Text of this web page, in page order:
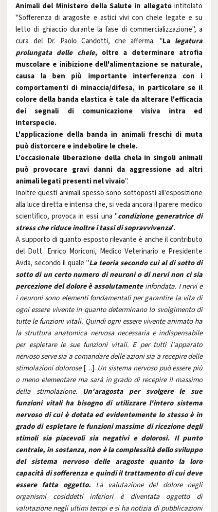
Animali del Ministero della Salute in allegato intitolato
"Sofferenza di aragoste e astici vivi con chele legate e su
letto di ghiaccio durante la fase di commercializzazione", a
cura del Dr. Paolo Candotti, che afferma: "La legatura
prolungata delle chele, oltre a determinare atrofia
muscolare e inibizione dell'alimentazione se naturale,
causa la ben più importante interferenza con i
comportamenti di minaccia/difesa, in particolare se il
colore della banda elastica è tale da alterare l'efficacia
dei segnali di comunicazione visiva intra ed
interspecie.
L'applicazione della banda in animali freschi di muta
può distorcere e indebolire le chele.
L'occasionale liberazione della chela in singoli animali
può provocare gravi danni da aggressione ad altri
animali legati presenti nel vivaio".
Inoltre questi animali spesso sono sottoposti all'esposizione
alla luce diretta e intensa che, si veda ancora il parere medico
scientifico, provoca in essi una "condizione generatrice di
stress che riduce inoltre i tassi di sopravvivenza".
A supporto di quanto esposto rilevante è anche il contributo
del Dott. Enrico Moriconi, Medico Veterinario e Presidente
Avda, secondo il quale "La teoria secondo cui al di sotto di
sotto di un certo numero di neuroni o di nervi non ci sia
percezione del dolore è assolutamenteinfondata. I nervi e
i neuroni sono elementi fondamentali per garantire la vita di
ogni essere vivente in quanto determinano lo svolgimento di
tutte le funzioni vitali. Quindi ogni essere vivente animato ha
la struttura anatomica nervosa necessaria e indispensabile
per espletare le sue funzioni vitali. E per tutti l'apparato
nervoso serve sia a comandare delle azioni sia a recepire delle
stimolazioni dolorose[…]. Un sistema nervoso può essere più
o meno elementare ma sarà in grado di recepire il massimo
della stimolazione. Un'aragosta per svolgere le sue
funzioni vitali ha bisogno di utilizzare l'intero sistema
nervoso di cui è dotata ed evidentemente lo stesso è in
grado di espletare le funzioni massime di ricezione degli
stimoli sia piacevoli sia negativi e dolorosi. Il punto
centrale, in sostanza, non è la complessità dello sviluppo
del sistema nervoso delle aragoste quanto la loro
capacità di sofferenza e quindi il trattamento di cui deve
essere fatta oggetto. La valutazione del dolore negli
organismi cosiddetti inferiori è diventata oggetto di
valutazione negli ultimi tempi e si ha notizia di pubblicazioni